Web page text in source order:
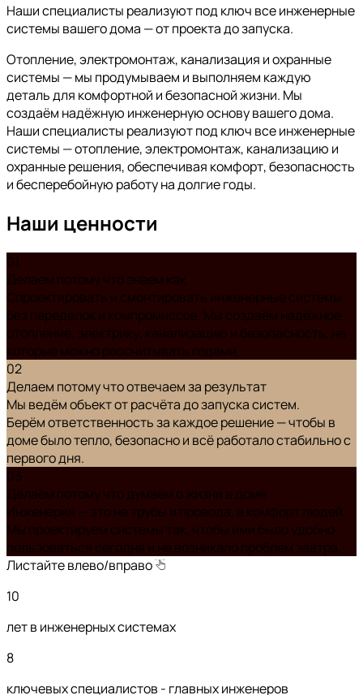
Наши специалисты реализуют под ключ все инженерные
системы вашего дома — от проекта до запуска.
Отопление, электромонтаж, канализация и охранные
системы — мы продумываем и выполняем каждую
деталь для комфортной и безопасной жизни. Мы
создаём надёжную инженерную основу вашего дома.
Наши специалисты реализуют под ключ все инженерные
системы — отопление, электромонтаж, канализацию и
охранные решения, обеспечивая комфорт, безопасность
и бесперебойную работу на долгие годы.
Наши ценности
01
Делаем потому что знаем как
Спроектировать и смонтировать инженерные системы
без переделок и компромиссов. Мы создаём надёжное
отопление, электрику, канализацию и безопасность, на
которые можно рассчитывать годами.
02
Делаем потому что отвечаем за результат
Мы ведём объект от расчёта до запуска систем.
Берём ответственность за каждое решение — чтобы в
доме было тепло, безопасно и всё работало стабильно с
первого дня.
03
Делаем потому что думаем о жизни в доме
Инженерия — это не трубы и провода, а комфорт людей.
Мы проектируем системы так, чтобы ими было удобно
пользоваться сегодня и не возникало проблем завтра.
Листайте влево/вправо
10
лет в инженерных системах
8
ключевых специалистов - главных инженеров